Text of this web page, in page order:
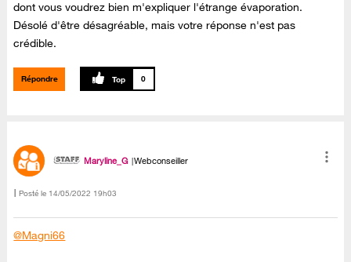
dont vous voudrez bien m'expliquer l'étrange évaporation.
Désolé d'être désagréable, mais votre réponse n'est pas
crédible.
Répondre 0
Maryline_G Webconseiller
Posté le ‎14/05/2022 19h03
@Magni66